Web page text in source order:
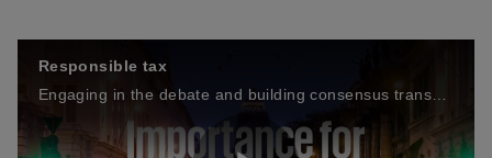
Responsible tax